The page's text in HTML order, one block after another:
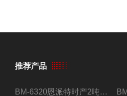
推荐产品
BM-6320恩派特时产2吨合金钢屑压饼机